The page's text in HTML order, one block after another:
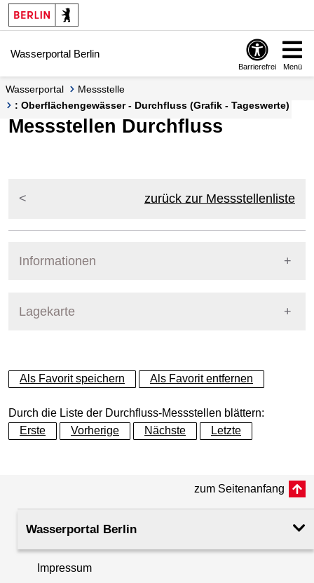
Springe zur Navigation
Springe zum Inhalt
Wasserportal Berlin
Barrierefrei Menü
Wasserportal
Messstelle
: Oberflächengewässer - Durchfluss (Grafik - Tageswerte)
Messstellen Durchfluss
zurück zur Messstellenliste
Informationen
Lagekarte
+
−
Als Favorit speichern Als Favorit entfernen
Durch die Liste der Durchfluss-Messstellen blättern:
Erste
Vorherige Nächste Letzte
zum Seitenanfang
Wasserportal Berlin
Impressum